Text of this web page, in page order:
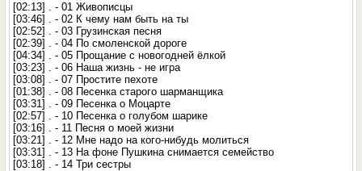
[02:13] . - 01 Живописцы
[03:46] . - 02 К чему нам быть на ты
[02:52] . - 03 Грузинская песня
[02:39] . - 04 По смоленской дороге
[04:34] . - 05 Прощание с новогодней ёлкой
[03:23] . - 06 Наша жизнь - не игра
[03:08] . - 07 Простите пехоте
[01:38] . - 08 Песенка старого шарманщика
[03:31] . - 09 Песенка о Моцарте
[02:57] . - 10 Песенка о голубом шарике
[03:16] . - 11 Песня о моей жизни
[03:21] . - 12 Мне надо на кого-нибудь молиться
[03:31] . - 13 На фоне Пушкина снимается семейство
[03:18] . - 14 Три сестры